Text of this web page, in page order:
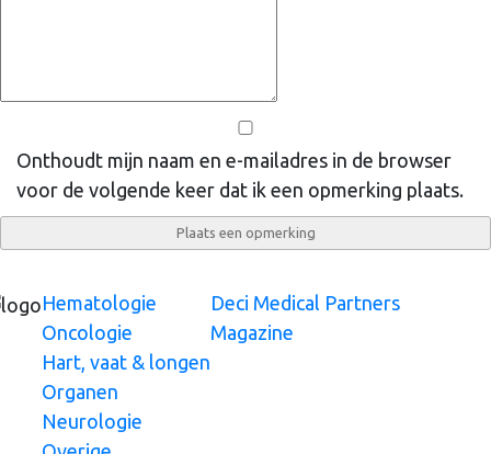
Onthoudt mijn naam en e-mailadres in de browser
voor de volgende keer dat ik een opmerking plaats.
Hematologie
Oncologie
Hart, vaat & longen
Organen
Neurologie
Deci Medical Partners
Magazine